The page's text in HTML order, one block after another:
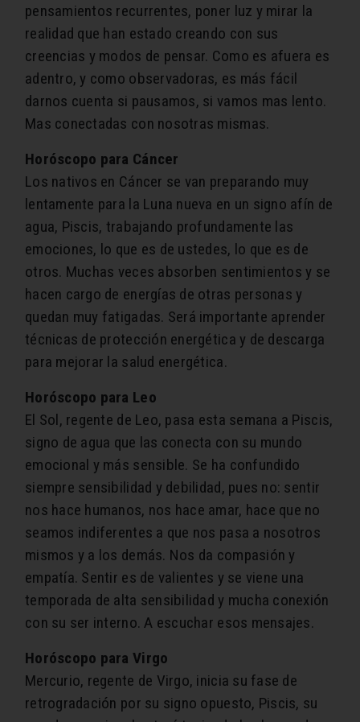
pensamientos recurrentes, poner luz y mirar la
realidad que han estado creando con sus
creencias y modos de pensar. Como es afuera es
adentro, y como observadoras, es más fácil
darnos cuenta si pausamos, si vamos mas lento.
Mas conectadas con nosotras mismas.
Horóscopo para Cáncer
Los nativos en Cáncer ​se van preparando muy
lentamente para la Luna nueva en un signo afín de
agua, Piscis, trabajando profundamente las
emociones, lo que es de ustedes, lo que es de
otros. Muchas veces absorben sentimientos y se
hacen cargo de energías de otras personas y
quedan muy fatigadas. Será importante aprender
técnicas de protección energética y de descarga
para mejorar la salud energética.
Horóscopo para Leo
El Sol, regente de Leo​, pasa esta semana a Piscis,
signo de agua que las conecta con su mundo
emocional y más sensible. Se ha confundido
siempre sensibilidad y debilidad, pues no: sentir
nos hace humanos, nos hace amar, hace que no
seamos indiferentes a que nos pasa a nosotros
mismos y a los demás. Nos da compasión y
empatía. Sentir es de valientes y se viene una
temporada de alta sensibilidad y mucha conexión
con su ser interno. A escuchar esos mensajes.
Horóscopo para Virgo
Mercurio, regente de Virgo​, inicia su fase de
retrogradación por su signo opuesto, Piscis, su